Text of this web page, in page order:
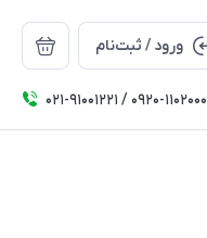
ورود / ثبت‌نام
۰۲۱-91001221 / 0920-1102000